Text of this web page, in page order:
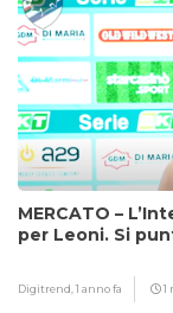
MERCATO –
per Leoni. Si
Digitrend,1 anno fa 1